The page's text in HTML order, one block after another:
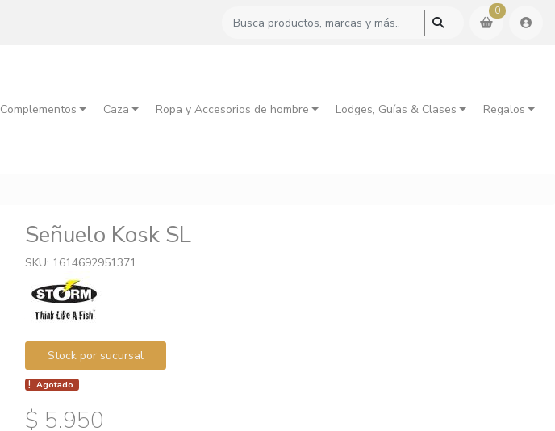
0
Complementos Caza Ropa y Accesorios de hombre Lodges, Guías & Clases Regalos
Señuelo Kosk SL
SKU: 1614692951371
Stock por sucursal
Agotado.
$ 5.950